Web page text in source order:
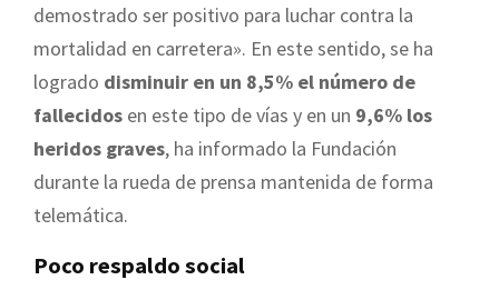
demostrado ser positivo para luchar contra la
mortalidad en carretera». En este sentido, se ha
logrado disminuir en un 8,5% el número de
fallecidos en este tipo de vías y en un 9,6% los
heridos graves, ha informado la Fundación
durante la rueda de prensa mantenida de forma
telemática.
Poco respaldo social